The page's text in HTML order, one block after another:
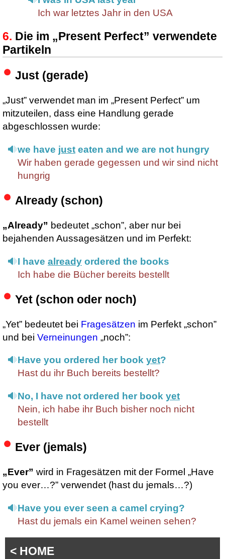
Ich war letztes Jahr in den USA
Die im „Present Perfect” verwendete
Partikeln
Just (gerade)
„Just” verwendet man im „Present Perfect” um
mitzuteilen, dass eine Handlung gerade
abgeschlossen wurde:
we have just eaten and we are not hungry
Wir haben gerade gegessen und wir sind nicht
hungrig
Already (schon)
„Already” bedeutet „schon”, aber nur bei
bejahenden Aussagesätzen und im Perfekt:
I have already ordered the books
Ich habe die Bücher bereits bestellt
Yet (schon oder noch)
„Yet” bedeutet bei Fragesätzen im Perfekt „schon”
und bei Verneinungen „noch”:
Have you ordered her book yet?
Hast du ihr Buch bereits bestellt?
No, I have not ordered her book yet
Nein, ich habe ihr Buch bisher noch nicht
bestellt
Ever (jemals)
„Ever” wird in Fragesätzen mit der Formel „Have
you ever…?” verwendet (hast du jemals…?)
Have you ever seen a camel crying?
Hast du jemals ein Kamel weinen sehen?
< HOME